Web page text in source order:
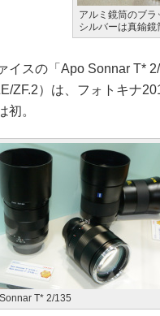
アルミ鏡筒のブラ
シルバーは真鍮鏡
スの「Apo Sonnar T*
ZF.2）は、フォトキナ
初。
T* 2/135